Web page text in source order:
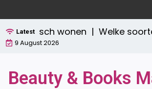
naar
de
inhoud
Latest
praktisch wonen |Welke soorten
9 August 2026
Beauty & Books